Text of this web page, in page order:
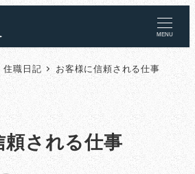
MENU
住職日記 お客様に信頼される仕事
頼される仕事